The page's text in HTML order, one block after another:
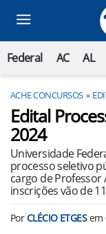
Federal AC AL
ACHE CONCURSOS
Edital
2024
Universidade
processo seletivo
cargo de Professor
inscrições vão de
PorCLÉCIO ETGESem